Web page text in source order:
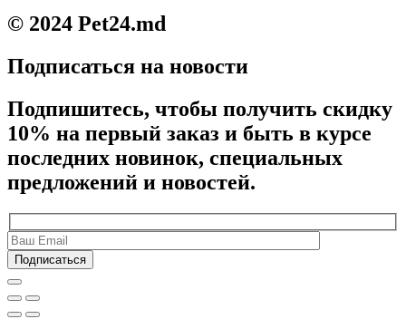
© 2024 Pet24.md
Подписаться на новости
Подпишитесь, чтобы получить скидку
10% на первый заказ и быть в курсе
последних новинок, специальных
предложений и новостей.